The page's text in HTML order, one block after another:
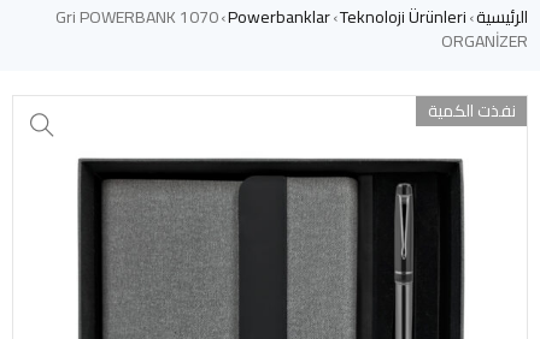
الرئيسية›
Teknoloji Ürünleri
›
Powerbanklar
›
1070 Gri POWERBANK
ORGANİZER
نفذت الكمية